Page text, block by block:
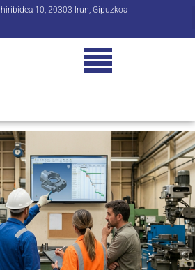
10, 20303 Irun, Gipuzkoa